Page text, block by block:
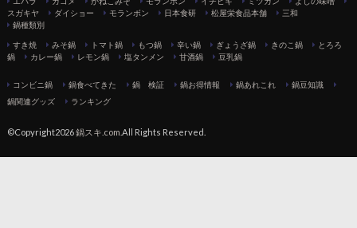
スガキヤ
ダイショー モランボン 日本食研 松屋栄食品本舗
三和
鍋種類別
すき焼 みそ鍋 トマト鍋 もつ鍋 辛い鍋 ぎょうざ鍋 きのこ鍋
とろろ
鍋
カレー鍋 レモン鍋 塩タンメン 甘酒鍋 豆乳鍋
コンビニ鍋 鍋食べてきた 鍋 検証 鍋お得情報 鍋あれこれ
鍋豆知識
鍋関連グッズ
ランキング
©Copyright2026鍋スキ.com .All Rights Reserved.